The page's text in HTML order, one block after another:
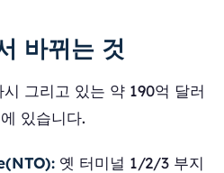
바뀌는 것
그리고 있는 약 190억 달러
있습니다.
옛 터미널 1/2/3 부지